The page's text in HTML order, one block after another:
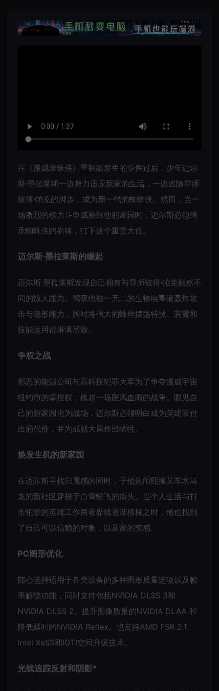
在《漫威蜘蛛侠》重制版发生的事件过后，少年迈尔
斯·墨拉莱斯一边努力适应新家的生活，一边追随导师
彼得·帕克的脚步，成为新一代的蜘蛛侠。然而，当一
场激烈的权力斗争威胁到他的家园时，迈尔斯必须继
承蜘蛛侠的衣钵，扛下这个重责大任。
迈尔斯·墨拉莱斯的崛起
迈尔斯·墨拉莱斯发现自己拥有与导师彼得·帕克截然不
同的惊人能力。驾驭他独一无二的生物电毒液轰炸攻
击与隐形能力，同时将强大的蛛丝摆荡特技、装置和
技能运用得淋漓尽致。
争权之战
邪恶的能源公司与高科技犯罪大军为了争夺漫威宇宙
纽约市的掌控权，掀起一场腥风血雨的战争。眼见自
己的新家园沦为战场，迈尔斯必须明白成为英雄应付
出的代价，并为成就大局作出牺牲。
焕发生机的新家园
在迈尔斯寻找归属感的同时，于他热闹熙攘又车水马
龙的新社区穿梭于白雪纷飞的街头。当个人生活与打
击犯罪的英雄工作两者界线逐渐模糊之时，他也找到
了自己可以信赖的对象，以及家的实感。
PC图形优化
随心选择适用于各类设备的多种图形质量选项以及帧
率解锁功能，同时支持包括NVIDIA DLSS 3和
NVIDIA DLSS 2、提升图像质量的NVIDIA DLAA 和
降低延时的NVIDIA Reflex。也支持AMD FSR 2.1、
Intel XeSS和IGTI空间升级技术。
光线追踪反射和阴影*